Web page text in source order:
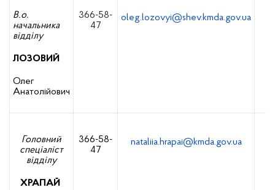
В.о.
начальника
відділу
ЛОЗОВИЙ
Олег
Анатолійович
366-58-
47
oleg.lozovyi@shev.kmda.gov.ua
Головний
спеціаліст
відділу
ХРАПАЙ
366-58-
47
nataliia.hrapai@kmda.gov.ua